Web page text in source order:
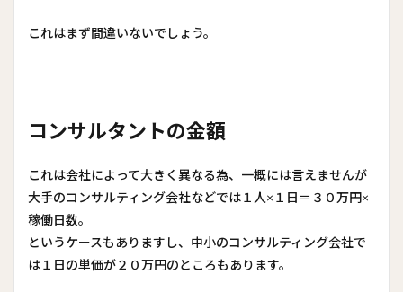
これはまず間違いないでしょう。
コンサルタントの金額
これは会社によって大きく異なる為、一概には言えませんが
大手のコンサルティング会社などでは１人×１日＝３０万円×
稼働日数。
というケースもありますし、中小のコンサルティング会社で
は１日の単価が２０万円のところもあります。